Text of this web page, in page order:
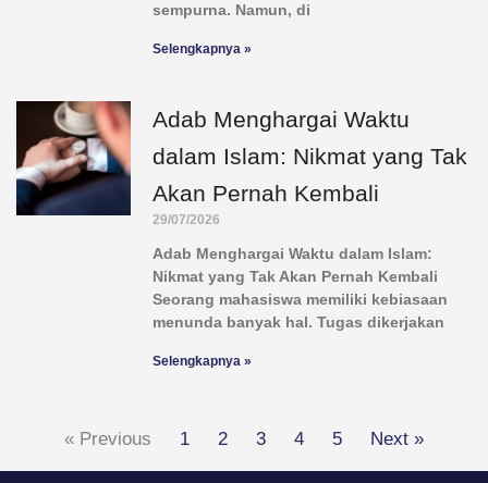
sempurna. Namun, di
Selengkapnya »
Adab Menghargai Waktu
dalam Islam: Nikmat yang Tak
Akan Pernah Kembali
29/07/2026
Adab Menghargai Waktu dalam Islam:
Nikmat yang Tak Akan Pernah Kembali
Seorang mahasiswa memiliki kebiasaan
menunda banyak hal. Tugas dikerjakan
Selengkapnya »
« Previous 1 2 3 4 5 Next »